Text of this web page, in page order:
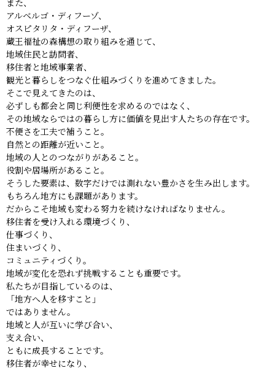
アルベルゴ・ディフーゾ、
オスピタリタ・ディフーザ、
蔵王福祉の森構想の取り組みを通じて、
地域住民と訪問者、
移住者と地域事業者、
観光と暮らしをつなぐ仕組みづくりを進めてきました。
そこで見えてきたのは、
必ずしも都会と同じ利便性を求めるのではなく、
その地域ならではの暮らし方に価値を見出す人たちの存在です。
不便さを工夫で補うこと。
自然との距離が近いこと。
地域の人とのつながりがあること。
役割や居場所があること。
そうした要素は、数字だけでは測れない豊かさを生み出します。
もちろん地方にも課題があります。
だからこそ地域も変わる努力を続けなければなりません。
移住者を受け入れる環境づくり、
仕事づくり、
住まいづくり、
コミュニティづくり。
地域が変化を恐れず挑戦することも重要です。
私たちが目指しているのは、
「地方へ人を移すこと」
ではありません。
地域と人が互いに学び合い、
支え合い、
ともに成長することです。
移住者が幸せになり、